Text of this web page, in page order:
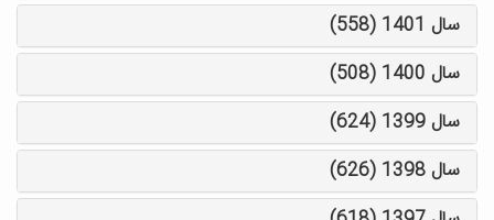
سال 1401 (558)
سال 1400 (508)
سال 1399 (624)
سال 1398 (626)